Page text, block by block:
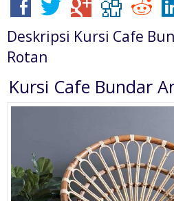
Deskripsi Kursi Cafe
Rotan
Kursi Cafe Bundar